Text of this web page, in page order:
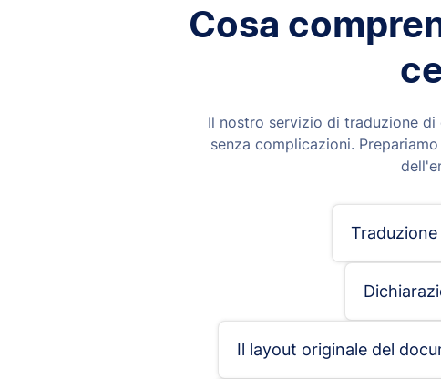
Cosa
Il nostro servizio di traduzione
senza complicazioni.
Il layout originale del